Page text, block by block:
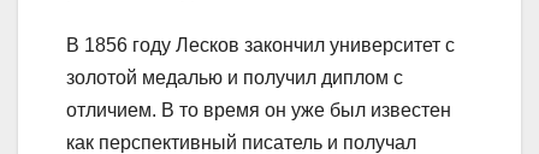
В 1856 году Лесков закончил университет с
золотой медалью и получил диплом с
отличием. В то время он уже был известен
как перспективный писатель и получал